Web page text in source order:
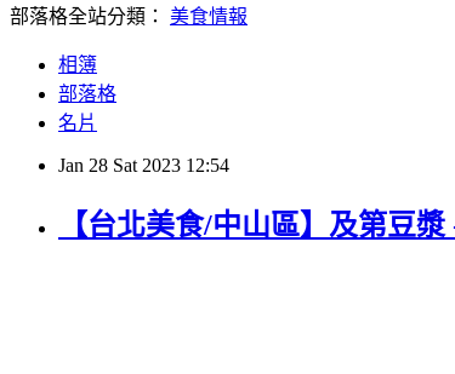
部落格全站分類： 美食情報
相簿
部落格
名片
Jan 28 Sat 2023 12:54
【台北美食/中山區】及第豆